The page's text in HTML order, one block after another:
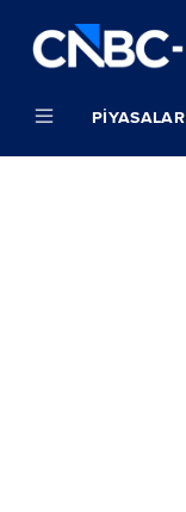
PIYASALAR